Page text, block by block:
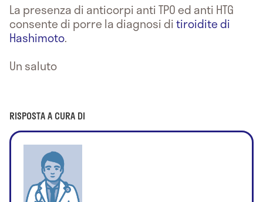
La presenza di anticorpi anti TPO ed anti HTG
consente di porre la diagnosi ditiroidite di
Hashimoto.
Un saluto
RISPOSTA A CURA DI